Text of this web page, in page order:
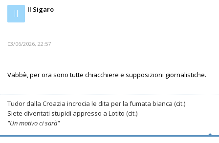
Il Il Sigaro
03/06/2026, 22:57
Vabbè, per ora sono tutte chiacchiere e supposizioni giornalistiche.
Tudor dalla Croazia incrocia le dita per la fumata bianca (cit.)
Siete diventati stupidi appresso a Lotito (cit.)
"Un motivo ci sarà"